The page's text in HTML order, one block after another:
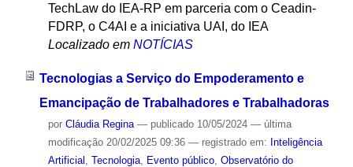
TechLaw do IEA-RP em parceria com o Ceadin-
FDRP, o C4AI e a iniciativa UAI, do IEA
Localizado em NOTÍCIAS
Tecnologias a Serviço do Empoderamento e
Emancipação de Trabalhadores e Trabalhadoras
por Cláudia Regina — publicado10/05/2024 — última
modificação20/02/2025 09:36 — registrado em: Inteligência
Artificial Tecnologia, Evento público, Observatório do